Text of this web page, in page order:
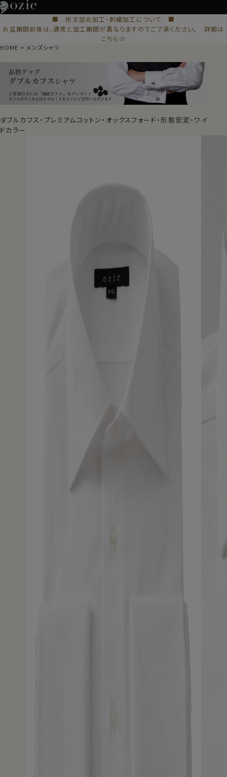
■ 裄丈詰め加工・刺繍加工について ■
お盆期間前後は、通常と加工期間が異なりますのでご了承ください。 詳細は
こちら⇒
HOME メンズシャツ
ダブルカフス・プレミアムコットン・オックスフォード・形態安定・ワイ
ドカラー